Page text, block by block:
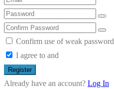
Confirm use of weak password
I agree to and
Register
Already have an account? Log In